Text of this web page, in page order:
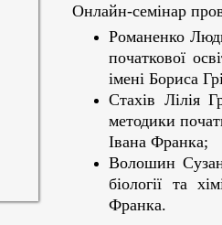
Онлайн-семінар
Романенко
початкової
імені Бориса
Стахів Лілія
методики
Івана Франка;
Волошин
біології та
Франка.